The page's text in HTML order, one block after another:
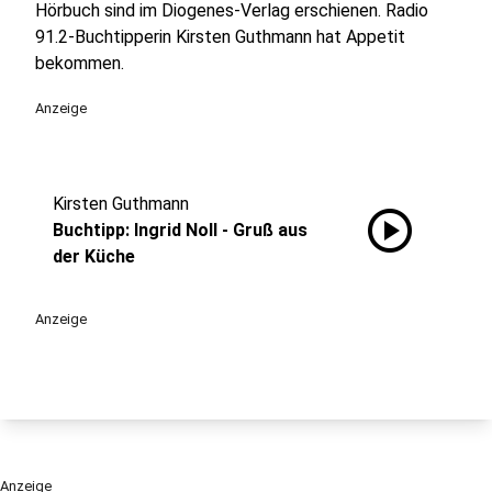
Hörbuch sind im Diogenes-Verlag erschienen. Radio
91.2-Buchtipperin Kirsten Guthmann hat Appetit
bekommen.
Anzeige
Kirsten Guthmann
Buchtipp: Ingrid Noll - Gruß aus
der Küche
play_circle
Anzeige
Anzeige